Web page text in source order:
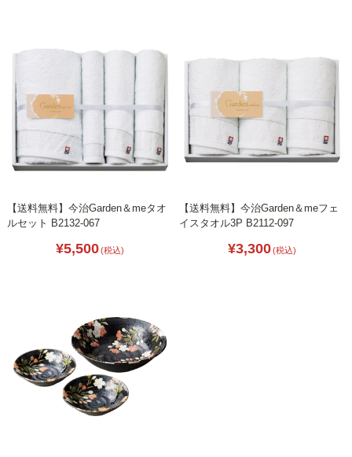
【送料無料】今治Garden＆meタオ
ルセット B2132-067
¥5,500(税込)
【送料無料】今治Garden＆meフェ
イスタオル3P B2112-097
¥3,300(税込)